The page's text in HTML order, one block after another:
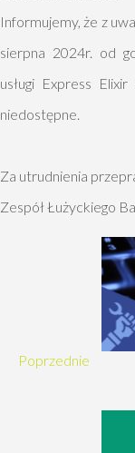
Informujemy, że z
sierpna 2024r. od
usługi Express
niedostępne.
Za utrudnienia
Zespół Łużyckiego
Poprzednie